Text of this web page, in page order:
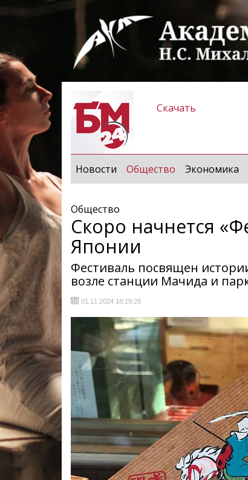
Скачать
Новости Общество (current)
Экономика
Общество
Скоро начнется
Японии
Фестиваль посвящен
возле станции Мачида и
01.11.2024 18:19:29